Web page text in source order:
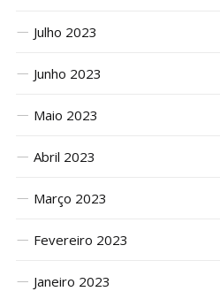
Julho 2023
Junho 2023
Maio 2023
Abril 2023
Março 2023
Fevereiro 2023
Janeiro 2023